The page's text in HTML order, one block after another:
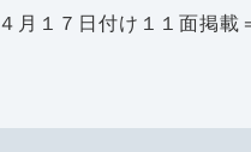
月１７日付け１１面掲載